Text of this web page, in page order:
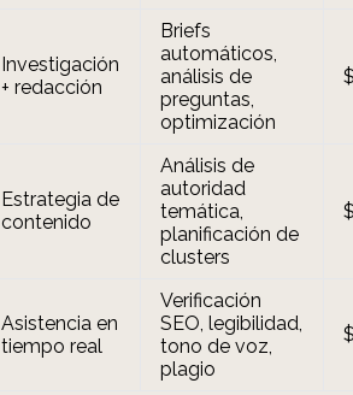
Investigación
+ redacción
Briefs
automáticos,
análisis de
preguntas,
optimización
Estrategia de
contenido
Análisis de
autoridad
temática,
planificación de
clusters
Asistencia en
tiempo real
Verificación
SEO, legibilidad,
tono de voz,
plagio